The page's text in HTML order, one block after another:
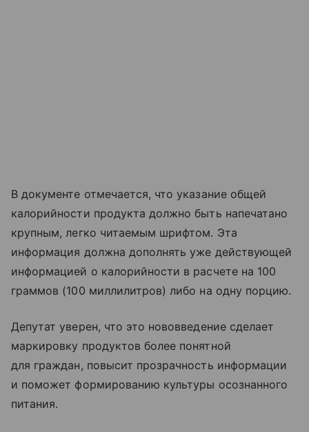
В документе отмечается, что указание общей
калорийности продукта должно быть напечатано
крупным, легко читаемым шрифтом. Эта
информация должна дополнять уже действующей
информацией о калорийности в расчете на 100
граммов (100 миллилитров) либо на одну порцию.
Депутат уверен, что это нововведение сделает
маркировку продуктов более понятной
для граждан, повысит прозрачность информации
и поможет формированию культуры осознанного
питания.